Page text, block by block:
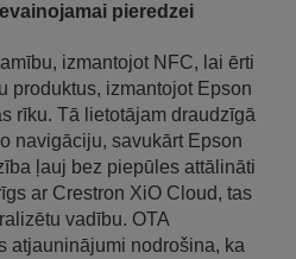
pieredzei
izmantojot NFC, lai ērti
produktus, izmantojot Epson
rīku. Tā lietotājam draudzīgā
navigāciju, savukārt Epson
ļauj bez piepūles attālināti
ar Crestron XiO Cloud, tas
vadību. OTA
atjauninājumi nodrošina, ka